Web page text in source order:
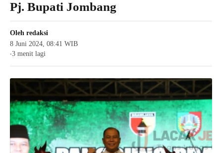
Pj. Bupati Jombang
Oleh redaksi
8 Juni 2024, 08:41 WIB
●3 menit lagi